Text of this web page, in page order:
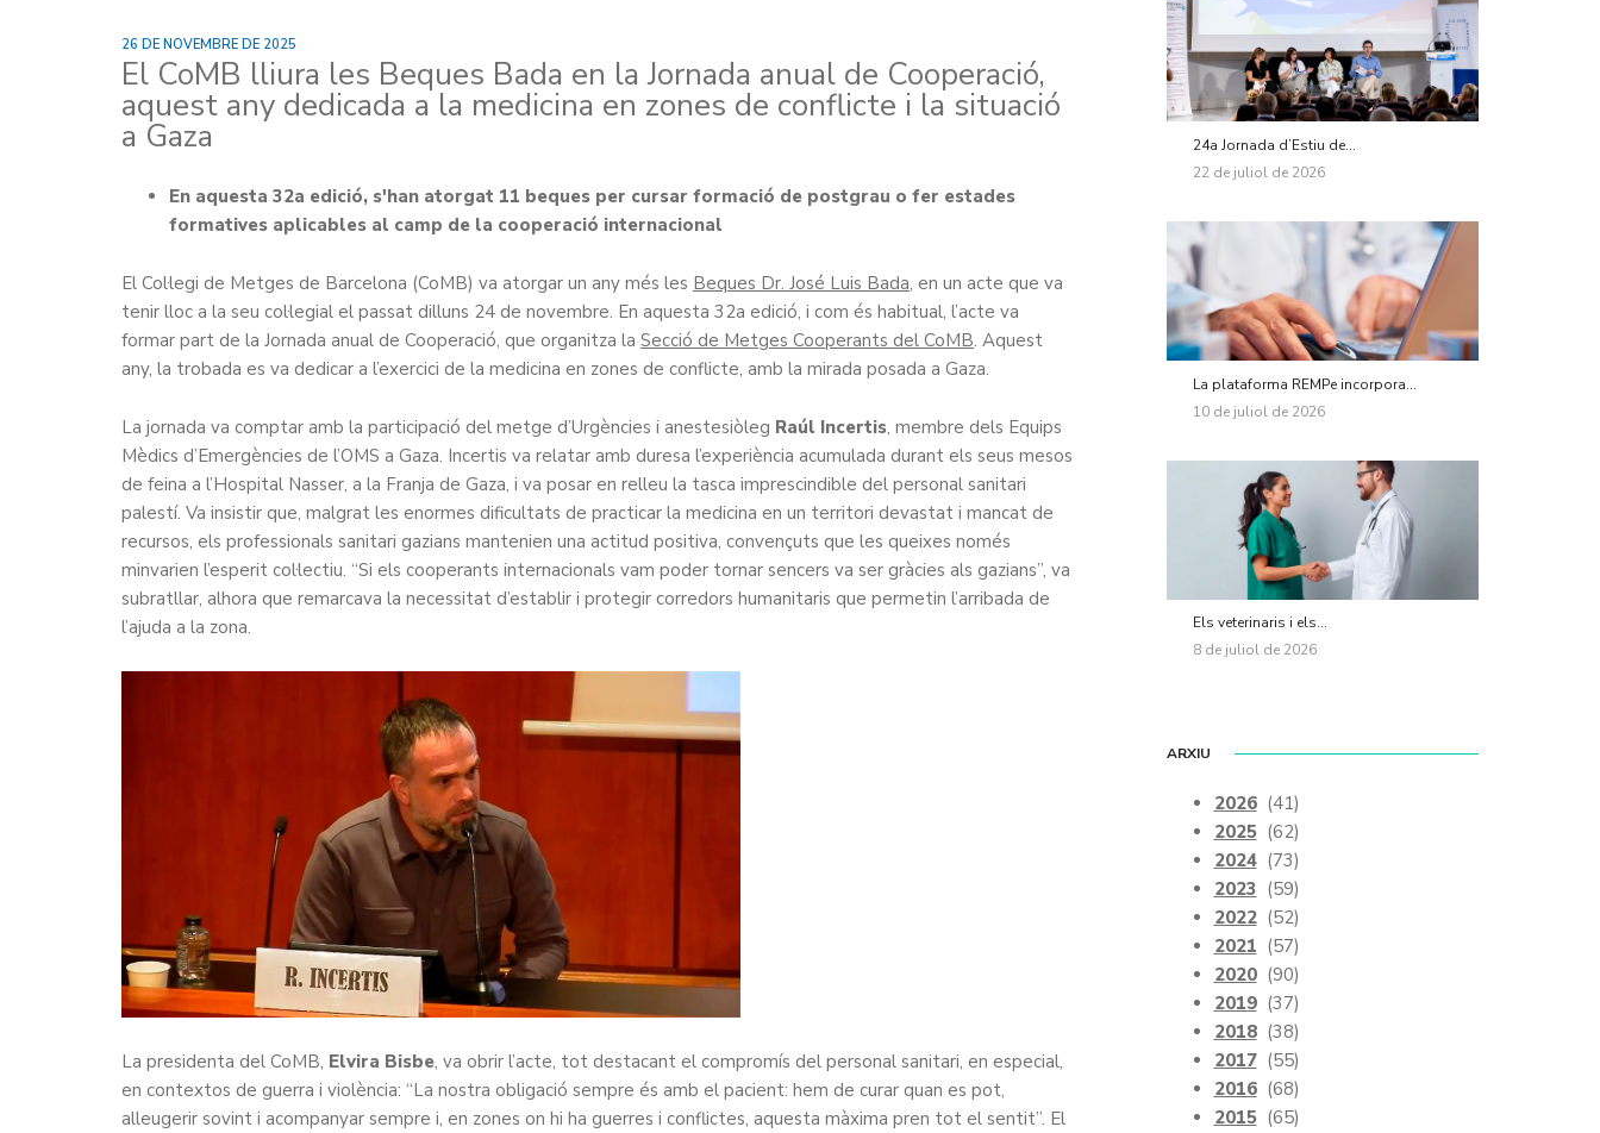
26 DE NOVEMBRE DE 2025
El CoMB lliura les Beques Bada en la Jornada anual de Cooperació,
aquest any dedicada a la medicina en zones de conflicte i la situació
a Gaza
En aquesta 32a edició, s'han atorgat 11 beques per cursar formació de postgrau o fer estades
formatives aplicables al camp de la cooperació internacional
El Col·legi de Metges de Barcelona (CoMB) va atorgar un any més les Beques Dr. José Luis Bada, en un acte que va
tenir lloc a la seu col·legial el passat dilluns 24 de novembre. En aquesta 32a edició, i com és habitual, l’acte va
formar part de la Jornada anual de Cooperació, que organitza la Secció de Metges Cooperants del CoMB. Aquest
any, la trobada es va dedicar a l’exercici de la medicina en zones de conflicte, amb la mirada posada a Gaza.
La jornada va comptar amb la participació del metge d’Urgències i anestesiòleg Raúl Incertis, membre dels Equips
Mèdics d’Emergències de l’OMS a Gaza. Incertis va relatar amb duresa l’experiència acumulada durant els seus mesos
de feina a l’Hospital Nasser, a la Franja de Gaza, i va posar en relleu la tasca imprescindible del personal sanitari
palestí. Va insistir que, malgrat les enormes dificultats de practicar la medicina en un territori devastat i mancat de
recursos, els professionals sanitari gazians mantenien una actitud positiva, convençuts que les queixes només
minvarien l’esperit col·lectiu. “Si els cooperants internacionals vam poder tornar sencers va ser gràcies als gazians”, va
subratllar, alhora que remarcava la necessitat d’establir i protegir corredors humanitaris que permetin l’arribada de
l’ajuda a la zona.
La presidenta del CoMB, Elvira Bisbe, va obrir l’acte, tot destacant el compromís del personal sanitari, en especial,
en contextos de guerra i violència: “La nostra obligació sempre és amb el pacient: hem de curar quan es pot,
alleugerir sovint i acompanyar sempre i, en zones on hi ha guerres i conflictes, aquesta màxima pren tot el sentit”. El
24a Jornada d’Estiu de...
22 de juliol de 2026
La plataforma REMPe incorpora...
10 de juliol de 2026
Els veterinaris i els...
8 de juliol de 2026
ARXIU
2026 (41)
2025 (62)
2024 (73)
2023 (59)
2022 (52)
2021 (57)
2020 (90)
2019 (37)
2018 (38)
2017 (55)
2016 (68)
2015 (65)